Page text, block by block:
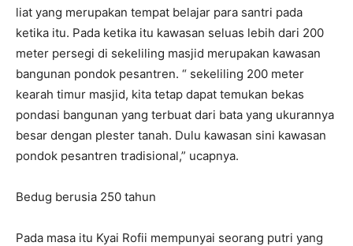
liat yang merupakan tempat belajar para santri pada
ketika itu. Pada ketika itu kawasan seluas lebih dari 200
meter persegi di sekeliling masjid merupakan kawasan
bangunan pondok pesantren. “ sekeliling 200 meter
kearah timur masjid, kita tetap dapat temukan bekas
pondasi bangunan yang terbuat dari bata yang ukurannya
besar dengan plester tanah. Dulu kawasan sini kawasan
pondok pesantren tradisional,” ucapnya.
Bedug berusia 250 tahun
Pada masa itu Kyai Rofii mempunyai seorang putri yang